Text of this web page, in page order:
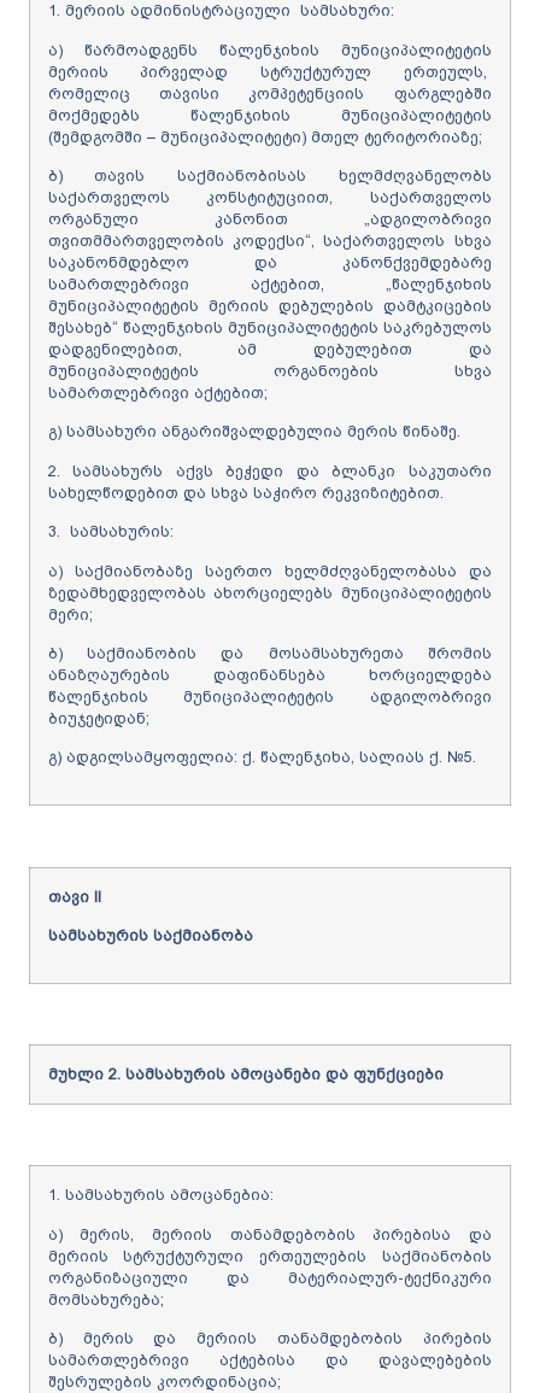
1. მერიის ადმინისტრაციული სამსახური:
ა) წარმოადგენს წალენჯიხის მუნიციპალიტეტის
მერიის პირველად სტრუქტურულ ერთეულს,
რომელიც თავისი კომპეტენციის ფარგლებში
მოქმედებს წალენჯიხის მუნიციპალიტეტის
(შემდგომში – მუნიციპალიტეტი) მთელ ტერიტორიაზე;
ბ) თავის საქმიანობისას ხელმძღვანელობს
საქართველოს კონსტიტუციით, საქართველოს
ორგანული კანონით „ადგილობრივი
თვითმმართველობის კოდექსი“, საქართველოს სხვა
საკანონმდებლო და კანონქვემდებარე
სამართლებრივი აქტებით, „წალენჯიხის
მუნიციპალიტეტის მერიის დებულების დამტკიცების
შესახებ“ წალენჯიხის მუნიციპალიტეტის საკრებულოს
დადგენილებით, ამ დებულებით და
მუნიციპალიტეტის ორგანოების სხვა
სამართლებრივი აქტებით;
გ) სამსახური ანგარიშვალდებულია მერის წინაშე.
2. სამსახურს აქვს ბეჭედი და ბლანკი საკუთარი
სახელწოდებით და სხვა საჭირო რეკვიზიტებით.
3. სამსახურის:
ა) საქმიანობაზე საერთო ხელმძღვანელობასა და
ზედამხედველობას ახორციელებს მუნიციპალიტეტის
მერი;
ბ) საქმიანობის და მოსამსახურეთა შრომის
ანაზღაურების დაფინანსება ხორციელდება
წალენჯიხის მუნიციპალიტეტის ადგილობრივი
ბიუჯეტიდან;
გ) ადგილსამყოფელია: ქ. წალენჯიხა, სალიას ქ. №5.
თავიII
სამსახურის საქმიანობა
მუხლი2. სამსახურის ამოცანები და ფუნქციები
1. სამსახურის ამოცანებია:
ა) მერის, მერიის თანამდებობის პირებისა და
მერიის სტრუქტურული ერთეულების საქმიანობის
ორგანიზაციული და მატერიალურ-ტექნიკური
მომსახურება;
ბ) მერის და მერიის თანამდებობის პირების
სამართლებრივი აქტებისა და დავალებების
შესრულების კოორდინაცია;